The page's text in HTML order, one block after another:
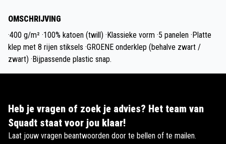
OMSCHRIJVING
·400 g/m² ·100% katoen (twill) ·Klassieke vorm ·5 panelen ·Platte
klep met 8 rijen stiksels ·GROENE onderklep (behalve zwart /
zwart) ·Bijpassende plastic snap.
Heb je vragen of zoek je advies? Het team van
Squadt staat voor jou klaar!
Laat jouw vragen beantwoorden door te bellen of te mailen.